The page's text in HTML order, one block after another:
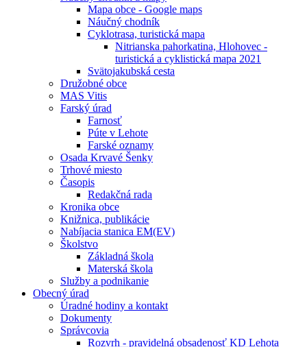
Mapa obce - Google maps
Náučný chodník
Cyklotrasa, turistická mapa
Nitrianska pahorkatina, Hlohovec -
turistická a cyklistická mapa 2021
Svätojakubská cesta
Družobné obce
MAS Vitis
Farský úrad
Farnosť
Púte v Lehote
Farské oznamy
Osada Krvavé Šenky
Trhové miesto
Časopis
Redakčná rada
Kronika obce
Knižnica, publikácie
Nabíjacia stanica EM(EV)
Školstvo
Základná škola
Materská škola
Služby a podnikanie
Obecný úrad
Úradné hodiny a kontakt
Dokumenty
Správcovia
Rozvrh - pravidelná obsadenosť KD Lehota